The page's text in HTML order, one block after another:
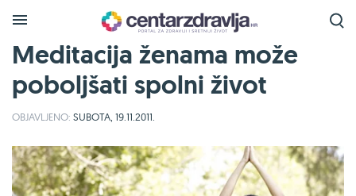
Meditacija ženama može
poboljšati spolni život
OBJAVLJENO: SUBOTA, 19.11.2011.